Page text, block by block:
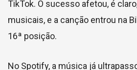
TikTok. O sucesso afetou, é
musicais, e a canção entrou na
16ª posição.
No Spotify, a música já